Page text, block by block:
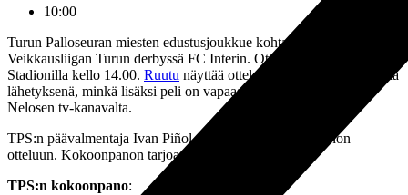
10:00
Turun Palloseuran miesten edustusjoukkue kohtaa tänään
Veikkausliigan Turun derbyssä FC Interin. Ottelu alkaa Veritas
Stadionilla kello 14.00. Ruutu näyttää ottelun suorana ja selostettuna
lähetyksenä, minkä lisäksi peli on vapaasti katsottavissa myös
Nelosen tv-kanavalta.
TPS:n päävalmentaja Ivan Piñol on nimennyt kokoonpanon
otteluun. Kokoonpanon tarjoaa
TPS:n kokoonpano: